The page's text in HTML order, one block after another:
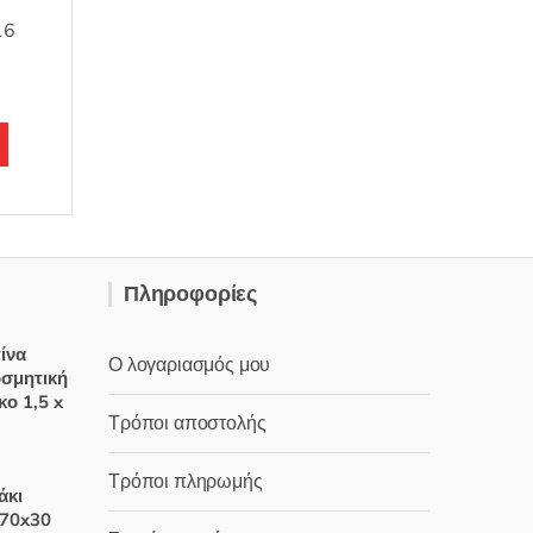
1,5 x
Πληροφορίες
Ο λογαριασμός μου
Τρόποι αποστολής
Τρόποι πληρωμής